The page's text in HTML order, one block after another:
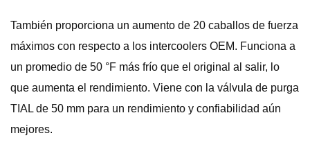
También proporciona un aumento de 20 caballos de fuerza
máximos con respecto a los intercoolers OEM. Funciona a
un promedio de 50 °F más frío que el original al salir, lo
que aumenta el rendimiento. Viene con la válvula de purga
TIAL de 50 mm para un rendimiento y confiabilidad aún
mejores.